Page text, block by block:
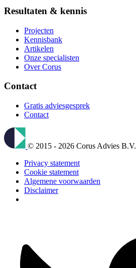
Resultaten & kennis
Projecten
Kennisbank
Artikelen
Onze specialisten
Over Corus
Contact
Gratis adviesgesprek
Contact
© 2015 - 2026 Corus Advies B.V.
Privacy statement
Cookie statement
Algemene voorwaarden
Disclaimer